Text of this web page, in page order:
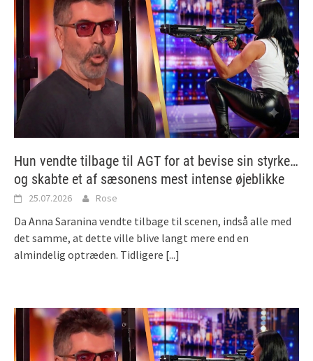
Hun vendte tilbage til AGT for at bevise sin styrke…
og skabte et af sæsonens mest intense øjeblikke
25.07.2026 Rose
Da Anna Saranina vendte tilbage til scenen, indså alle med
det samme, at dette ville blive langt mere end en
almindelig optræden. Tidligere [...]